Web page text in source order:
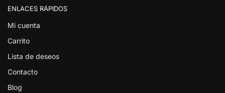
ENLACES RÁPIDOS
Mi cuenta
Carrito
Lista de deseos
Contacto
Blog